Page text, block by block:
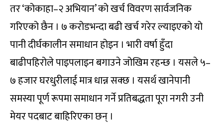
तर ‘कोकाहा–२ अभियान’ को खर्च विवरण सार्वजनिक
गरिएको छैन । ७ करोडभन्दा बढी खर्च गरेर ल्याइएको यो
पानी दीर्घकालीन समाधान होइन । भारी वर्षा हुँदा
बाढीपहिरोले पाइपलाइन बगाउने जोखिम रहन्छ । यसले ५–
७ हजार घरधुरीलाई मात्र धान्न सक्छ । यसर्थ खानेपानी
समस्या पूर्ण रूपमा समाधान गर्ने प्रतिबद्धता पूरा नगरी उनी
मेयर पदबाट बाहिरिएका छन् ।